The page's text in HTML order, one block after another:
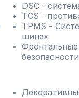
DSC -
TCS -
TPMS -
шинах
безопасности